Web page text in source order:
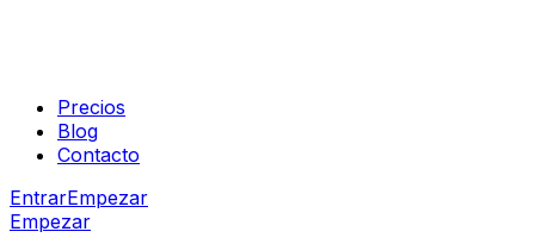
Precios
Blog
Contacto
EntrarEmpezar
Empezar